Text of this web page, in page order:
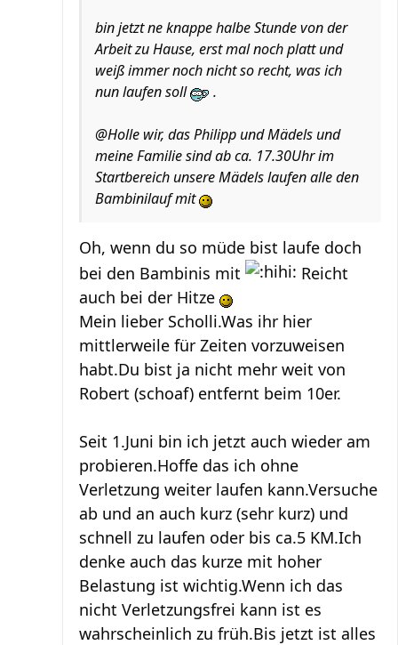
bin jetzt ne knappe halbe Stunde von der
Arbeit zu Hause, erst mal noch platt und
weiß immer noch nicht so recht, was ich
nun laufen soll
.
@Holle wir, das Philipp und Mädels und
meine Familie sind ab ca. 17.30Uhr im
Startbereich unsere Mädels laufen alle den
Bambinilauf mit
Oh, wenn du so müde bist laufe doch
bei den Bambinis mit
Reicht
auch bei der Hitze
Mein lieber Scholli.Was ihr hier
mittlerweile für Zeiten vorzuweisen
habt.Du bist ja nicht mehr weit von
Robert (schoaf) entfernt beim 10er.
Seit 1.Juni bin ich jetzt auch wieder am
probieren.Hoffe das ich ohne
Verletzung weiter laufen kann.Versuche
ab und an auch kurz (sehr kurz) und
schnell zu laufen oder bis ca.5 KM.Ich
denke auch das kurze mit hoher
Belastung ist wichtig.Wenn ich das
nicht Verletzungsfrei kann ist es
wahrscheinlich zu früh.Bis jetzt ist alles